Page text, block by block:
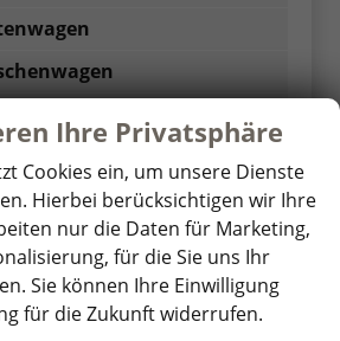
Ihre Privatsphäre
Cookies ein, um unsere Dienste
Hierbei berücksichtigen wir Ihre
nur die Daten für Marketing,
für die Sie uns Ihr
Sie können Ihre Einwilligung
für die Zukunft widerrufen.